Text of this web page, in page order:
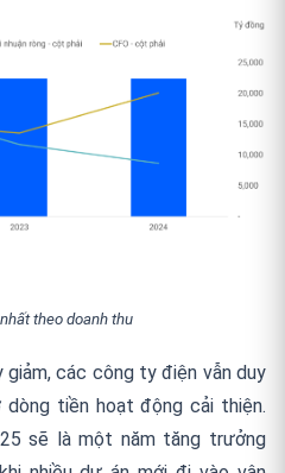
theo doanh thu
giảm, các công ty điện vẫn duy
tiền hoạt động cải thiện.
sẽ là một năm tăng trưởng